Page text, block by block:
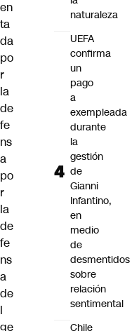
en
ta
da
po
r
la
de
fe
ns
a
po
r
la
de
fe
ns
a
de
l
ge
naturaleza
UEFA
confirma
un
pago
a
exempleada
durante
la
gestión
de
Gianni
Infantino,
en
medio
de
desmentidos
sobre
relación
sentimental
Chile